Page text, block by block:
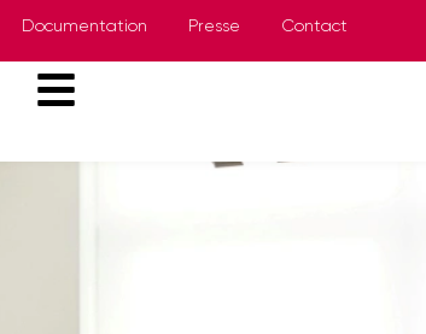
Documentation Presse Contact